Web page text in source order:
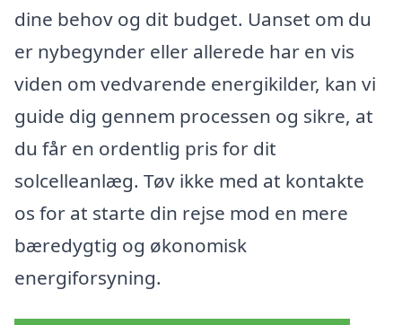
dine behov og dit budget. Uanset om du
er nybegynder eller allerede har en vis
viden om vedvarende energikilder, kan vi
guide dig gennem processen og sikre, at
du får en ordentlig pris for dit
solcelleanlæg. Tøv ikke med at kontakte
os for at starte din rejse mod en mere
bæredygtig og økonomisk
energiforsyning.